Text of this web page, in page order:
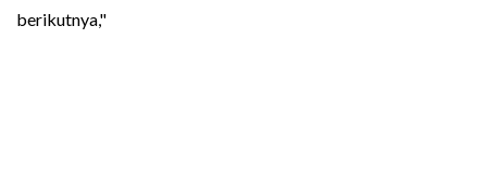
berikutnya,"